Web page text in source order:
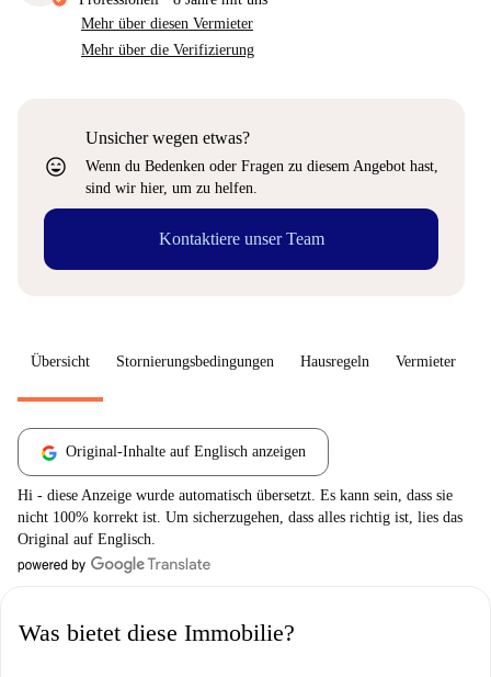
Mehr über diesen Vermieter
Mehr über die Verifizierung
sentiment_very_satisfied
Unsicher wegen etwas?
Wenn du Bedenken oder Fragen zu diesem Angebot hast,
sind wir hier, um zu helfen.
Kontaktiere unser Team
Übersicht Stornierungsbedingungen Hausregeln Vermieter
Original-Inhalte auf Englisch anzeigen
Hi - diese Anzeige wurde automatisch übersetzt. Es kann sein, dass sie
nicht 100% korrekt ist. Um sicherzugehen, dass alles richtig ist, lies das
Original auf Englisch.
Was bietet diese Immobilie?